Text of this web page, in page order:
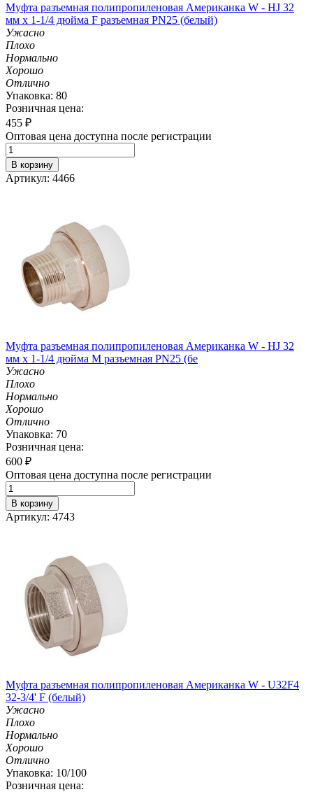
Муфта разъемная полипропиленовая Американка W - HJ 32
мм х 1-1/4 дюйма F разъемная PN25 (белый)
Ужасно
Плохо
Нормально
Хорошо
Отлично
Упаковка: 80
Розничная цена:
455 ₽
Оптовая цена доступна после регистрации
В корзину
Артикул: 4466
Муфта разъемная полипропиленовая Американка W - HJ 32
мм х 1-1/4 дюйма M разъемная PN25 (бе
Ужасно
Плохо
Нормально
Хорошо
Отлично
Упаковка: 70
Розничная цена:
600 ₽
Оптовая цена доступна после регистрации
В корзину
Артикул: 4743
Муфта разъемная полипропиленовая Американка W - U32F4
32-3/4' F (белый)
Ужасно
Плохо
Нормально
Хорошо
Отлично
Упаковка: 10/100
Розничная цена: